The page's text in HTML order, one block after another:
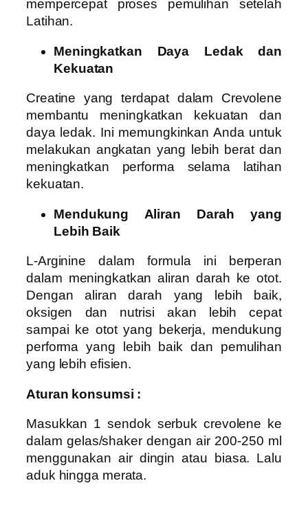
mempercepat proses pemulihan setelah
Latihan.
Meningkatkan Daya Ledak dan
Kekuatan
Creatine yang terdapat dalam Crevolene
membantu meningkatkan kekuatan dan
daya ledak. Ini memungkinkan Anda untuk
melakukan angkatan yang lebih berat dan
meningkatkan performa selama latihan
kekuatan.
Mendukung Aliran Darah yang
Lebih Baik
L-Arginine dalam formula ini berperan
dalam meningkatkan aliran darah ke otot.
Dengan aliran darah yang lebih baik,
oksigen dan nutrisi akan lebih cepat
sampai ke otot yang bekerja, mendukung
performa yang lebih baik dan pemulihan
yang lebih efisien.
Aturan konsumsi :
Masukkan 1 sendok serbuk crevolene ke
dalam gelas/shaker dengan air 200-250 ml
menggunakan air dingin atau biasa. Lalu
aduk hingga merata.